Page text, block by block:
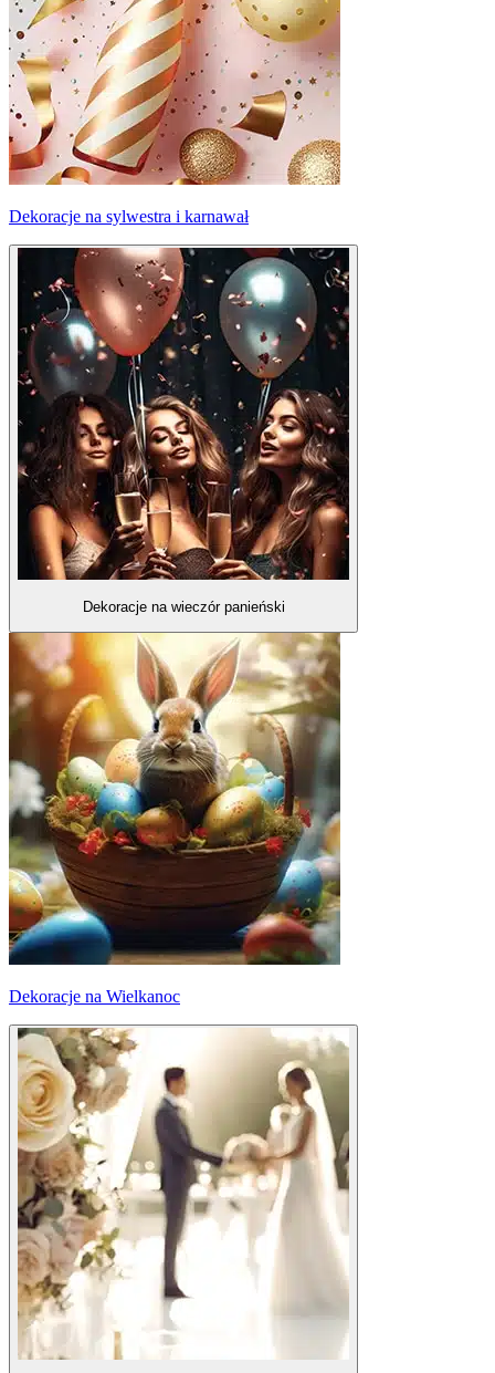
Dekoracje na sylwestra i karnawał
Dekoracje na wieczór panieński
Dekoracje na Wielkanoc